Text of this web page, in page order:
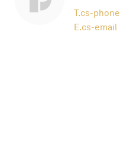
T.cs-phone
E.cs-email